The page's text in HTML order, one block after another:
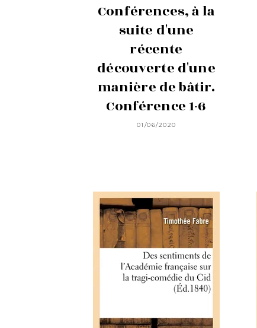
Conférences, à la
suite d'une
récente
découverte d'une
manière de bâtir.
Conférence 1-6
01/06/2020